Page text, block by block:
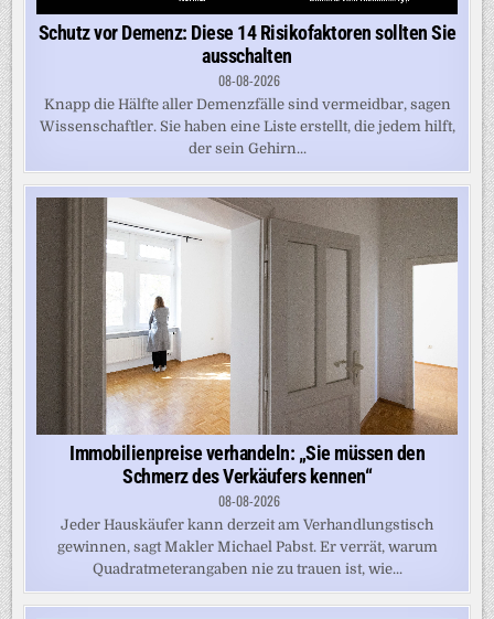
Schutz vor Demenz: Diese 14 Risikofaktoren sollten Sie
ausschalten
08-08-2026
Knapp die Hälfte aller Demenzfälle sind vermeidbar, sagen
Wissenschaftler. Sie haben eine Liste erstellt, die jedem hilft,
der sein Gehirn...
Immobilienpreise verhandeln: „Sie müssen den
Schmerz des Verkäufers kennen“
08-08-2026
Jeder Hauskäufer kann derzeit am Verhandlungstisch
gewinnen, sagt Makler Michael Pabst. Er verrät, warum
Quadratmeterangaben nie zu trauen ist, wie...